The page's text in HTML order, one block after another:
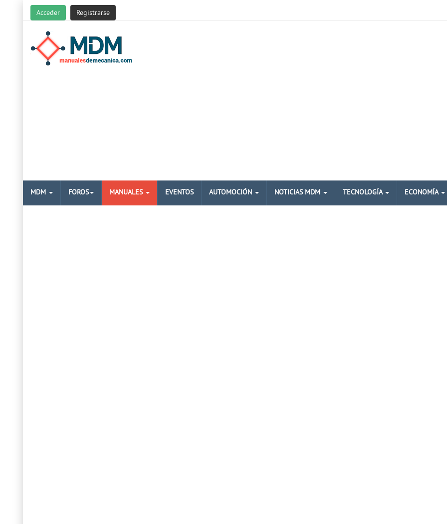
Acceder Registrarse
MDM FOROS MANUALES EVENTOS AUTOMOCIÓN NOTICIAS MDM TECNOLOGÍA ECONOMÍA